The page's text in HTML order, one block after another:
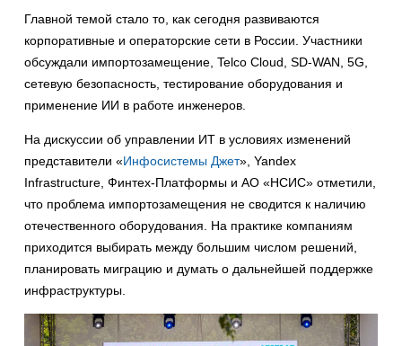
Главной темой стало то, как сегодня развиваются
корпоративные и операторские сети в России. Участники
обсуждали импортозамещение, Telco Cloud, SD-WAN, 5G,
сетевую безопасность, тестирование оборудования и
применение ИИ в работе инженеров.
На дискуссии об управлении ИТ в условиях изменений
представители «Инфосистемы Джет», Yandex
Infrastructure, Финтех-Платформы и АО «НСИС» отметили,
что проблема импортозамещения не сводится к наличию
отечественного оборудования. На практике компаниям
приходится выбирать между большим числом решений,
планировать миграцию и думать о дальнейшей поддержке
инфраструктуры.